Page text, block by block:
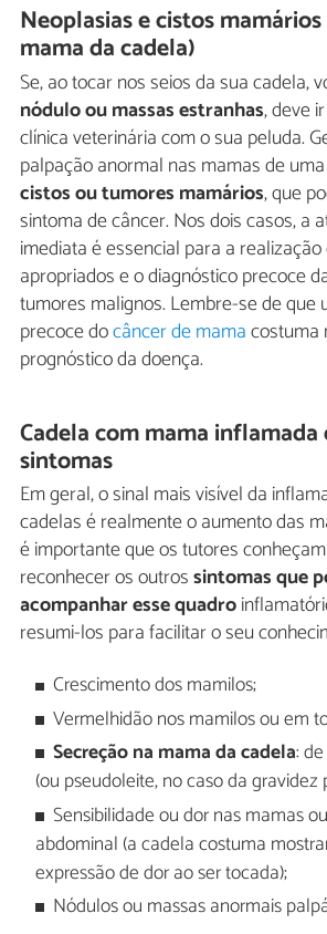
Neoplasias e cistos
mama da cadela)
Se, ao tocar nos seios da sua cadela,
nódulo ou massas estranhas, deve
clínica veterinária com o sua peluda.
palpação anormal nas mamas de
cistos ou tumores mamários, que
sintoma de câncer. Nos dois casos, a
imediata é essencial para a
apropriados e o diagnóstico precoce
tumores malignos. Lembre-se de que
precoce docâncer de mamacostuma
prognóstico da doença.
Cadela com mama
sintomas
Em geral, o sinal mais visível da
cadelas é realmente o aumento das
é importante que os tutores
reconhecer os outrossintomas que
acompanhar esse quadro
resumi-los para facilitar o seu
Crescimento dos mamilos;
Vermelhidão nos mamilos ou em
Secreção na mama da cadela:
(ou pseudoleite, no caso da gravidez
Sensibilidade ou dor nas mamas
abdominal (a cadela costuma
expressão de dor ao ser tocada);
Nódulos ou massas anormais